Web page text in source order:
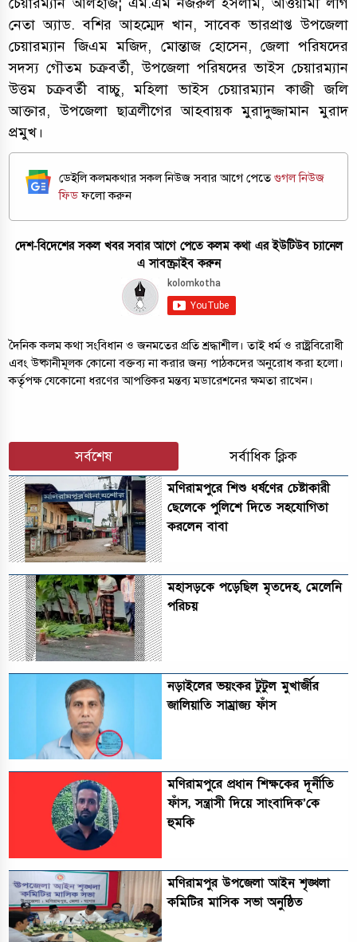
নেতা অ্যাড. বশির আহম্মেদ খান, সাবেক ভারপ্রাপ্ত উপজেলা
চেয়ারম্যান জিএম মজিদ, মোন্তাজ হোসেন, জেলা পরিষদের
সদস্য গৌতম চক্রবর্তী, উপজেলা পরিষদের ভাইস চেয়ারম্যান
উত্তম চক্রবর্তী বাচ্চু, মহিলা ভাইস চেয়ারম্যান কাজী জলি
আক্তার, উপজেলা ছাত্রলীগের আহবায়ক মুরাদুজ্জামান মুরাদ
প্রমুখ।
ডেইলি কলমকথার সকল নিউজ সবার আগে পেতেগুগল নিউজ
ফিডফলো করুন
দেশ-বিদেশের সকল খবর সবার আগে পেতে কলম কথা এর ইউটিউব চ্যানেল
এ সাবস্ক্রাইব করুন
দৈনিক কলম কথা সংবিধান ও জনমতের প্রতি শ্রদ্ধাশীল। তাই ধর্ম ও রাষ্ট্রবিরোধী
এবং উষ্কানীমূলক কোনো বক্তব্য না করার জন্য পাঠকদের অনুরোধ করা হলো।
কর্তৃপক্ষ যেকোনো ধরণের আপত্তিকর মন্তব্য মডারেশনের ক্ষমতা রাখেন।
সর্বশেষ সর্বাধিক ক্লিক
মণিরামপুরে শিশু ধর্ষণের চেষ্টাকারী
ছেলেকে পুলিশে দিতে সহযোগিতা
করলেন বাবা
মহাসড়কে পড়েছিল মৃতদেহ, মেলেনি
পরিচয়
নড়াইলের ভয়ংকর টুটুল মুখার্জীর
জালিয়াতি সাম্রাজ্য ফাঁস
মণিরামপুরে প্রধান শিক্ষকের দূর্নীতি
ফাঁস, সন্ত্রাসী দিয়ে সাংবাদিক’কে
হুমকি
মণিরামপুর উপজেলা আইন শৃঙ্খলা
কমিটির মাসিক সভা অনুষ্ঠিত‎‎